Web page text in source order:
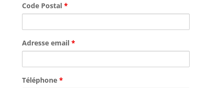
Code Postal *
Adresse email *
Téléphone *